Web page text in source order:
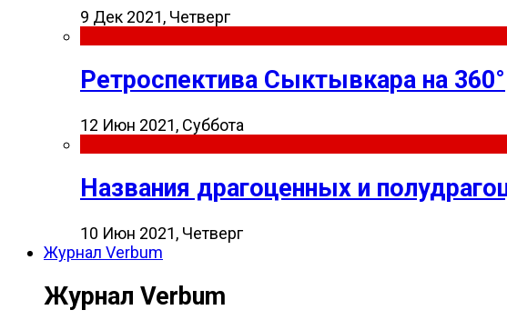
9 Дек 2021, Четверг
Ретроспектива Сыктывкара на 360°
12 Июн 2021, Суббота
Названия драгоценных и
10 Июн 2021, Четверг
Журнал Verbum
Журнал Verbum